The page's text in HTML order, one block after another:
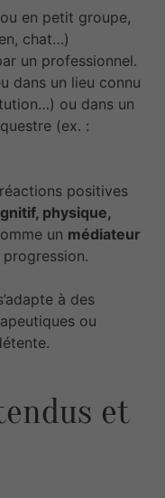
en petit groupe,
chat…)
un professionnel.
dans un lieu connu
ou dans un
(ex. :
positives
physique,
un médiateur
à des
ou
et